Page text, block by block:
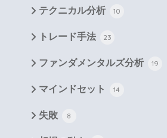
テクニカル分析 10
トレード手法 23
ファンダメンタルズ分析 19
マインドセット 14
失敗 8